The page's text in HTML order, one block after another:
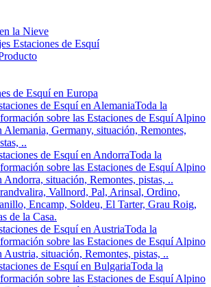
la Nieve
Estaciones de Esquí
de Esquí en Europa
de Esquí en AlemaniaToda la
sobre las Estaciones de Esquí Alpino
Alemania, Germany, situación, Remontes,
..
de Esquí en AndorraToda la
sobre las Estaciones de Esquí Alpino
Andorra, situación, Remontes, pistas, ..
Vallnord, Pal, Arinsal, Ordino,
Encamp, Soldeu, El Tarter, Grau Roig,
de la Casa.
de Esquí en AustriaToda la
sobre las Estaciones de Esquí Alpino
Austria, situación, Remontes, pistas, ..
de Esquí en BulgariaToda la
sobre las Estaciones de Esquí Alpino